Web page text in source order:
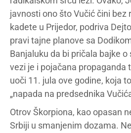
javnosti ono što Vučić čini bez
kadete u Prijedor, podriva
pravi tajne planove sa
Banjaluku da bi pričala bajke
vezi je i pojačana propaganda
uoči 11. jula ove godine, koja
„napada na predsednika
Otrov Škorpiona, kao opasan
Srbiji u smanjenim dozama.